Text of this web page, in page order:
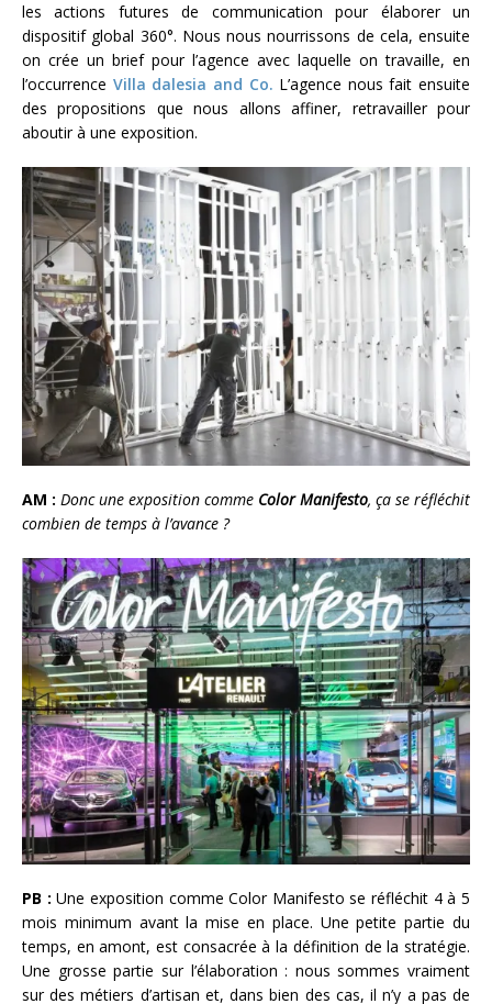
les actions futures de communication pour élaborer un
dispositif global 360°. Nous nous nourrissons de cela, ensuite
on crée un brief pour l’agence avec laquelle on travaille, en
l’occurrence Villa dalesia and Co. L’agence nous fait ensuite
des propositions que nous allons affiner, retravailler pour
aboutir à une exposition.
AM : Donc une exposition comme Color Manifesto, ça se réfléchit
combien de temps à l’avance ?
PB : Une exposition comme Color Manifesto se réfléchit 4 à 5
mois minimum avant la mise en place. Une petite partie du
temps, en amont, est consacrée à la définition de la stratégie.
Une grosse partie sur l’élaboration : nous sommes vraiment
sur des métiers d’artisan et, dans bien des cas, il n’y a pas de